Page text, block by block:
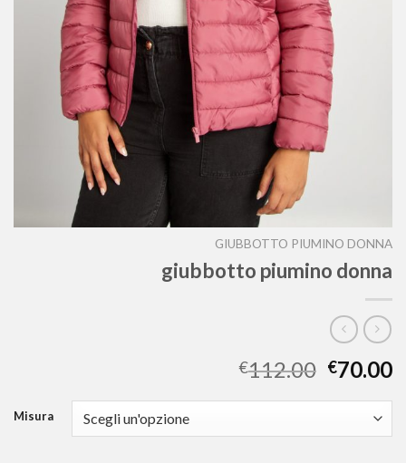
GIUBBOTTO PIUMINO DONNA
giubbotto piumino donna
€112.00 €70.00
Misura